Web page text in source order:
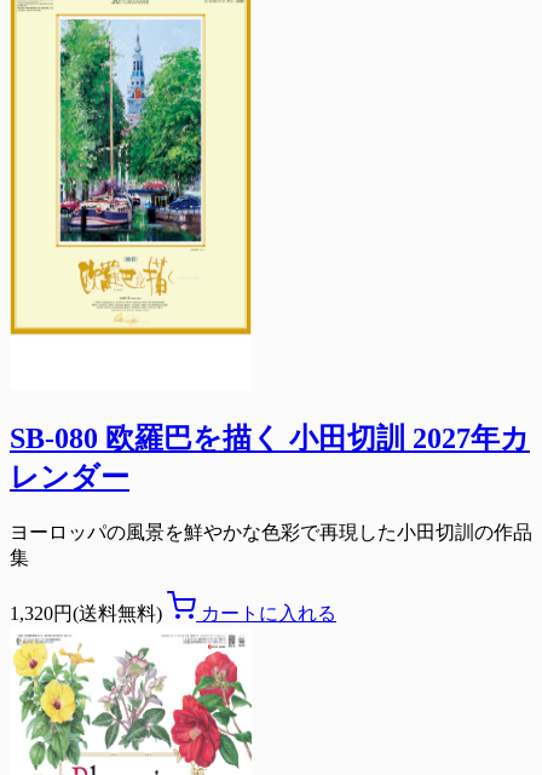
SB-080 欧羅巴を描く 小田切訓 2027年カ
レンダー
ヨーロッパの風景を鮮やかな色彩で再現した小田切訓の作品
集
1,320円(送料無料) カートに入れる